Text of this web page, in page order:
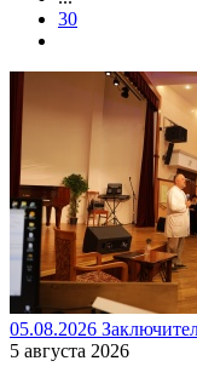
30
05.08.2026
5 августа 2026